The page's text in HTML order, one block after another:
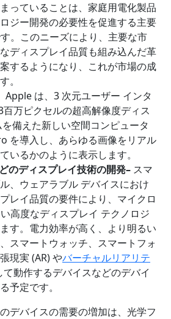
っていることは、家庭用電化製品
ジー開発の必要性を促進する主要
。このニーズにより、主要な市
ディスプレイ品質も組み込んだ革
するようになり、これが市場の成
。
Apple は、3 次元ユーザー インタ
万ピクセルの超高解像度ディス
備えた新しい空間コンピュータ
を導入し、あらゆる画像をリアル
いるかのように表示します。
のディスプレイ技術の開発– スマ
、ウェアラブル デバイスにおけ
レイ品質の要件により、マイクロ
高度なディスプレイ テクノロジ
す。電力効率が高く、より明るい
スマートウォッチ、スマートフォ
現実 (AR) やバーチャルリアリテ
て動作するデバイスなどのデバイ
予定です。
デバイスの需要の増加は、光学フ